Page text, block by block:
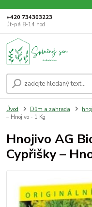
+420 734303223
út-pá 8-14 hod
Úvod Dům a zahrada
– Hnojivo - 1 Kg
Hnojivo AG
Cypřišky –